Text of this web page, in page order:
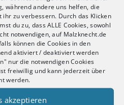
während andere uns helfen, die
zu verbessern. Durch das Klicken
du zu, dass ALLE Cookies, sowohl
notwendigen, auf Malzknecht.de
können die Cookies in den
aktiviert / deaktiviert werden
nur die notwendigen Cookies
freiwillig und kann jederzeit über
werden.
akzeptieren
ist der unkomplizierte
Rohstoffe. Dieses
empfehlen.
Ich hoffe ich konnte
ich auch auf
Bis zum nächsten Mal.